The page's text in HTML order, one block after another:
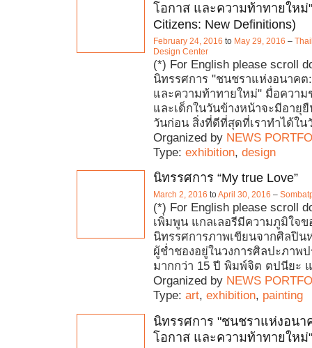
โอกาส และความท้าทายใหม่
Citizens: New Definitions)
February 24, 2016 to May 29, 2016 –
Design Center
(*) For English please scroll
นิทรรศการ "ชนชราแห่งอนาคต
และความท้าทายใหม่" มื่อความ
และเด็กในวันข้างหน้าจะมีอายุ
วันก่อน สิ่งที่ดีที่สุดที่เราทำได้ใน
Organized by NEWS
Type: exhibition, design
นิทรรศการ “My true Love”
March 2, 2016 toApril 30, 2016 –
(*) For English please scroll
เพิ่มพูน แกลเลอรีมีความภูมิใจข
นิทรรศการภาพเขียนจากศิลปิน
ผู้ช่ำชองอยู่ในวงการศิลปะภาพ
มากกว่า 15 ปี พิมพ์จิต ตปนียะ
Organized by NEWS
Type: art, exhibition, painting
นิทรรศการ "ชนชราแห่งอนา
โอกาส และความท้าทายใหม่"